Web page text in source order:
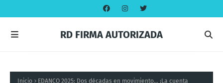
RD FIRMA AUTORIZADA
Inicio
EDANCO 2025: Dos décadas en movimiento… ¡La cuenta